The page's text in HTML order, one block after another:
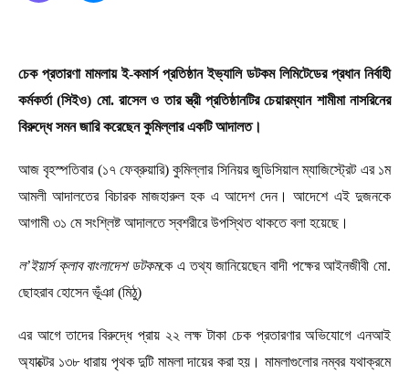
চেক প্রতারণা মামলায় ই-কমার্স প্রতিষ্ঠান ইভ্যালি ডটকম লিমিটেডের প্রধান নির্বাহী
কর্মকর্তা (সিইও) মো. রাসেল ও তার স্ত্রী প্রতিষ্ঠানটির চেয়ারম্যান শামীমা নাসরিনের
বিরুদ্ধে সমন জারি করেছেন কুমিল্লার একটি আদালত।
আজ বৃহস্পতিবার (১৭ ফেব্রুয়ারি) কুমিল্লার সিনিয়র জুডিসিয়াল ম্যাজিস্ট্রেট এর ১ম
আমলী আদালতের বিচারক মাজহারুল হক এ আদেশ দেন। আদেশে এই দুজনকে
আগামী ৩১ মে সংশ্লিষ্ট আদালতে স্বশরীরে উপস্থিত থাকতে বলা হয়েছে।
ল’ইয়ার্স ক্লাব বাংলাদেশ ডটকমকে এ তথ্য জানিয়েছেন বাদী পক্ষের আইনজীবী মো.
ছোহরাব হোসেন ভূঁঞা (মিঠু)
এর আগে তাদের বিরুদ্ধে প্রায় ২২ লক্ষ টাকা চেক প্রতারণার অভিযোগে এনআই
অ্যাক্টের ১৩৮ ধারায় পৃথক দুটি মামলা দায়ের করা হয়। মামলাগুলোর নম্বর যথাক্রমে